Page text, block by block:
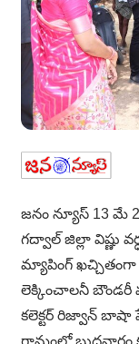
జనం న్యూస్ 13 మే
గద్వాల్ జిల్లా విష్ణు
మ్యాపింగ్ ఖచ్చితంగా
లెక్కించాలనీ బౌండరీ
కలెక్టర్ రిజ్వాన్ బాషా
గ్రామంలో బుధవారం